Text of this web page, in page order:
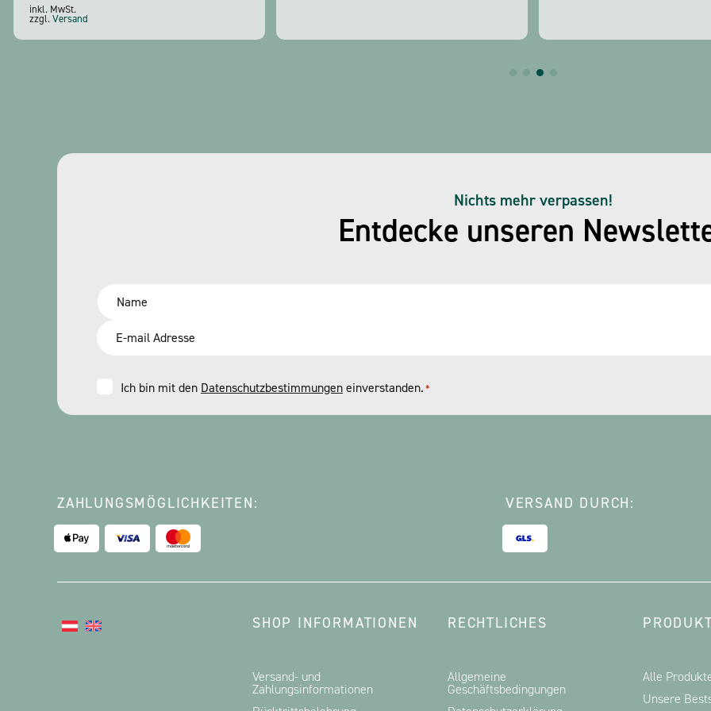
inkl. MwSt.
zzgl.Versand
Entdecke unseren
Nichts mehr verpassen!
Consent
*
Ich bin mit den Datenschutzbestimmungeneinverstanden.*
ZAHLUNGSMÖGLICHKEITEN: VERSAND DURCH:
SHOP INFORMATIONEN
Versand- und
Zahlungsinformationen
RECHTLICHES
Allgemeine
Geschäftsbedingungen
Alle
Unsere